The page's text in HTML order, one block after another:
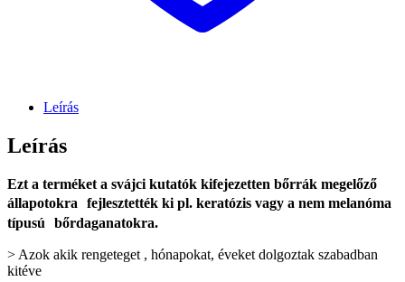
Leírás
Leírás
Ezt a terméket a svájci kutatók kifejezetten bőrrák megelőző
állapotokra fejlesztették ki pl. keratózis vagy a nem melanóma
típusú bőrdaganatokra.
> Azok akik rengeteget , hónapokat, éveket dolgoztak szabadban
kitéve